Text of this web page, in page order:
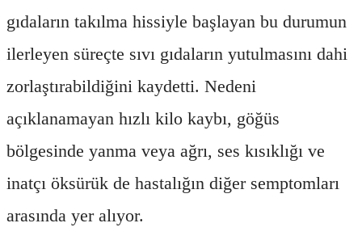
gıdaların takılma hissiyle başlayan bu durumun
ilerleyen süreçte sıvı gıdaların yutulmasını dahi
zorlaştırabildiğini kaydetti. Nedeni
açıklanamayan hızlı kilo kaybı, göğüs
bölgesinde yanma veya ağrı, ses kısıklığı ve
inatçı öksürük de hastalığın diğer semptomları
arasında yer alıyor.